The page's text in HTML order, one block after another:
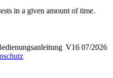
V16 07/2026